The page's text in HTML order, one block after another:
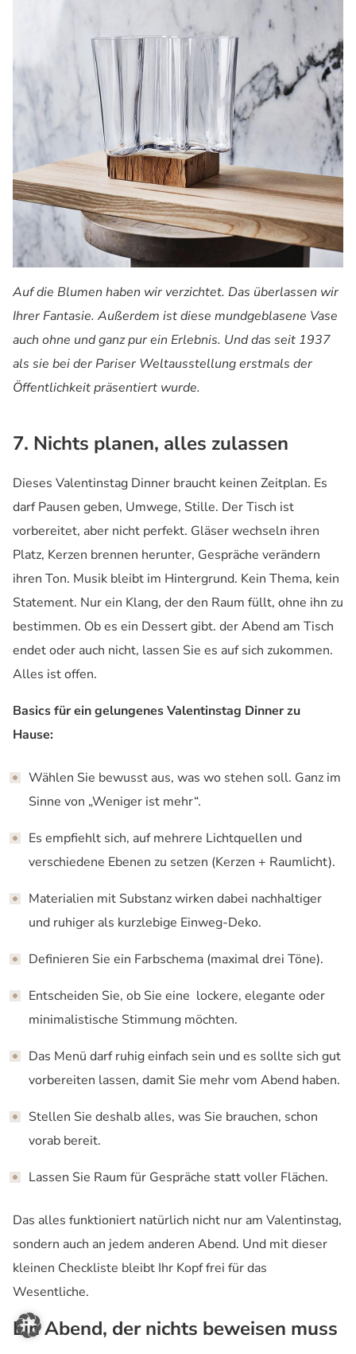
Auf die Blumen haben wir verzichtet. Das überlassen wir
Ihrer Fantasie. Außerdem ist diese mundgeblasene Vase
auch ohne und ganz pur ein Erlebnis. Und das seit 1937
als sie bei der Pariser Weltausstellung erstmals der
Öffentlichkeit präsentiert wurde.
7. Nichts planen, alles zulassen
Dieses Valentinstag Dinner braucht keinen Zeitplan. Es
darf Pausen geben, Umwege, Stille. Der Tisch ist
vorbereitet, aber nicht perfekt. Gläser wechseln ihren
Platz, Kerzen brennen herunter, Gespräche verändern
ihren Ton. Musik bleibt im Hintergrund. Kein Thema, kein
Statement. Nur ein Klang, der den Raum füllt, ohne ihn zu
bestimmen. Ob es ein Dessert gibt. der Abend am Tisch
endet oder auch nicht, lassen Sie es auf sich zukommen.
Alles ist offen.
Basics für ein gelungenes Valentinstag Dinner zu
Hause:
Wählen Sie bewusst aus, was wo stehen soll. Ganz im
Sinne von „Weniger ist mehr“.
Es empfiehlt sich, auf mehrere Lichtquellen und
verschiedene Ebenen zu setzen (Kerzen + Raumlicht).
Materialien mit Substanz wirken dabei nachhaltiger
und ruhiger als kurzlebige Einweg-Deko.
Definieren Sie ein Farbschema (maximal drei Töne).
Entscheiden Sie, ob Sie eine lockere, elegante oder
minimalistische Stimmung möchten.
Das Menü darf ruhig einfach sein und es sollte sich gut
vorbereiten lassen, damit Sie mehr vom Abend haben.
Stellen Sie deshalb alles, was Sie brauchen, schon
vorab bereit.
Lassen Sie Raum für Gespräche statt voller Flächen.
Das alles funktioniert natürlich nicht nur am Valentinstag,
sondern auch an jedem anderen Abend. Und mit dieser
kleinen Checkliste bleibt Ihr Kopf frei für das
Wesentliche.
Ein Abend, der nichts beweisen muss